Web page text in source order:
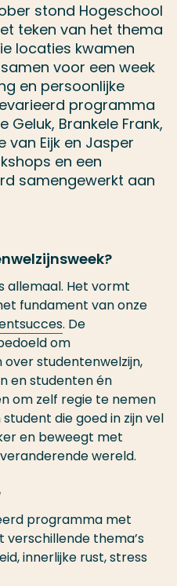
stond Hogeschool
teken van het thema
locaties kwamen
voor een week
en persoonlijke
programma
Geluk, Brankele Frank,
van Eijk en Jasper
en een
samengewerkt aan
allemaal. Het vormt
fundament van onze
. De
om
studentenwelzijn,
en studenten én
om zelf regie te nemen
die goed in zijn vel
en beweegt met
wereld.
programma met
thema’s
innerlijke rust, stress